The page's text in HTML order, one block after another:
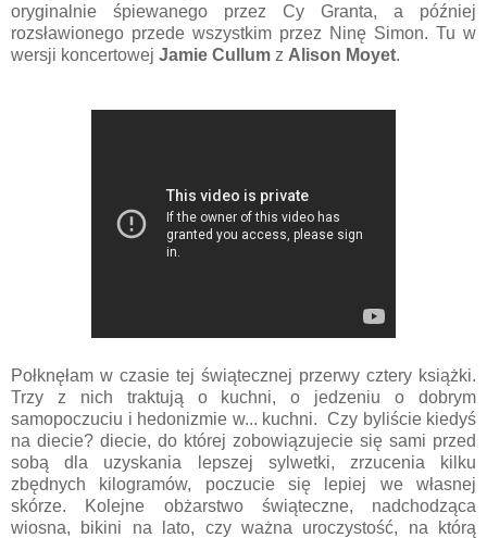
oryginalnie śpiewanego przez Cy Granta, a później
rozsławionego przede wszystkim przez Ninę Simon. Tu w
wersji koncertowej Jamie Cullum z Alison Moyet.
Połknęłam w czasie tej świątecznej przerwy cztery książki.
Trzy z nich traktują o kuchni, o jedzeniu o dobrym
samopoczuciu i hedonizmie w... kuchni. Czy byliście kiedyś
na diecie? diecie, do której zobowiązujecie się sami przed
sobą dla uzyskania lepszej sylwetki, zrzucenia kilku
zbędnych kilogramów, poczucie się lepiej we własnej
skórze. Kolejne obżarstwo świąteczne, nadchodząca
wiosna, bikini na lato, czy ważna uroczystość, na którą